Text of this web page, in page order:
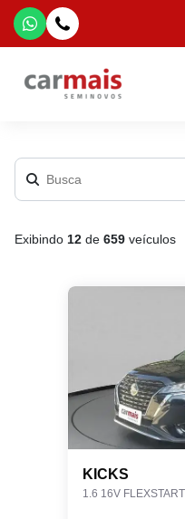
Exibindo 12 de 659 veículos
KICKS
1.6 16V